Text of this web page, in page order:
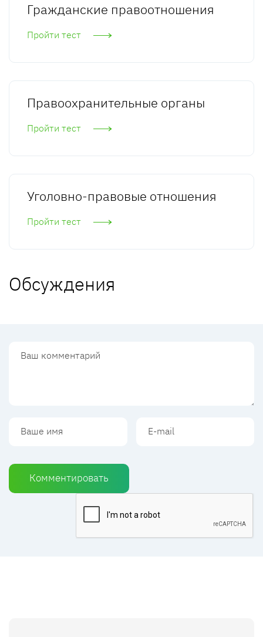
Гражданские правоотношения
Пройти тест
Правоохранительные органы
Пройти тест
Уголовно-правовые отношения
Пройти тест
Обсуждения
Комментировать